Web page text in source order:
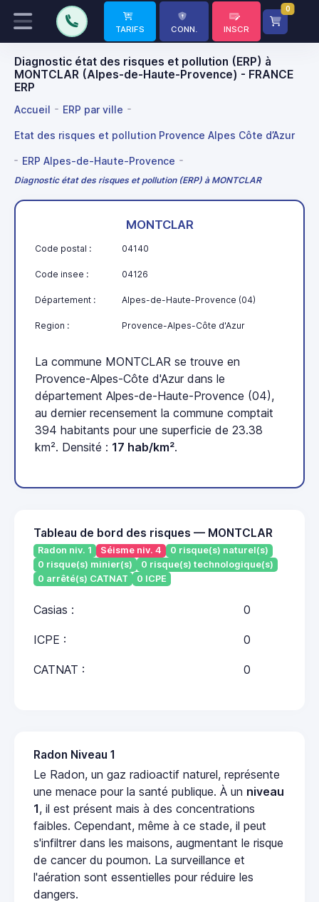
TARIFS CONN. INSCR
0
Diagnostic état des risques et pollution (ERP) à
MONTCLAR (Alpes-de-Haute-Provence) - FRANCE
ERP
Accueil ERP par ville
Etat des risques et pollution Provence Alpes Côte d’Azur
ERP Alpes-de-Haute-Provence
Diagnostic état des risques et pollution (ERP) à MONTCLAR
MONTCLAR
Code postal : 04140
Code insee : 04126
Département : Alpes-de-Haute-Provence (04)
Region : Provence-Alpes-Côte d'Azur
La commune MONTCLAR se trouve en
Provence-Alpes-Côte d'Azur dans le
département Alpes-de-Haute-Provence (04),
au dernier recensement la commune comptait
394 habitants pour une superficie de 23.38
km². Densité : 17 hab/km².
Tableau de bord des risques — MONTCLAR
Radon niv. 1 Séisme niv. 4
0 risque(s) naturel(s)
0 risque(s) minier(s)
0 risque(s) technologique(s)
0 arrêté(s) CATNAT
0 ICPE
Casias : 0
ICPE : 0
CATNAT : 0
Radon Niveau 1
Le Radon, un gaz radioactif naturel, représente
une menace pour la santé publique. À un niveau
1, il est présent mais à des concentrations
faibles. Cependant, même à ce stade, il peut
s'infiltrer dans les maisons, augmentant le risque
de cancer du poumon. La surveillance et
l'aération sont essentielles pour réduire les
dangers.